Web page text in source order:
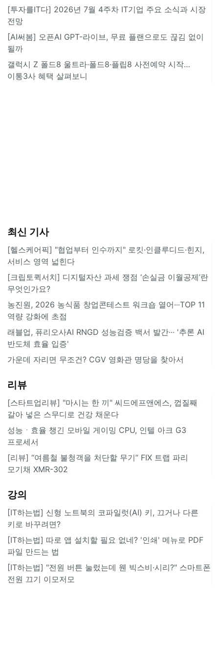
[투자를IT다] 2026년 7월 4주차 IT기업 주요 소식과 시장
전망
[AI써봄] 오픈AI GPT-라이브, 무료 플랜으로도 끊김 없이
될까
갤럭시 Z 폴드8 울트라·폴드8·플립8 사전예약 시작…
이통3사 혜택 살펴보니
최신 기사
[헬스케어픽] "협업부터 인수까지" 로킷·인클루디드·힌지,
서비스 영역 넓힌다
[크립토퀵서치] 디지털자산 과세 쟁점 ‘손실금 이월공제’란
무엇인가요?
농진원, 2026 농식품 창업콘테스트 워크숍 열어···TOP 11
역량 강화에 초점
래블업, 퓨리오사AI RNGD 성능검증 백서 발간··· '추론 AI
반도체 효율 입증'
가운데 자리면 무조건? CGV 영화관 명당을 찾아서
리뷰
[스타트업리뷰] "마시는 한 끼" 씨드에프앤에스, 껍질째
갈아 넣은 스무디로 건강 채운다
성능ㆍ효율 챙긴 모바일 게이밍 CPU, 인텔 아크 G3
프로세서
[리뷰] “여름철 불청객을 처단할 무기” FIX 트랩 파리
모기채 XMR-302
강의
[IT하는법] 신형 노트북의 코파일럿(AI) 키, 끄거나 다른
키로 바꾸려면?
[IT하는법] 따로 앱 설치할 필요 없네? '인쇄' 메뉴로 PDF
파일 만드는 법
[IT하는법] "전원 버튼 눌렀는데 웬 빅스비·시리?" 스마트폰
전원 끄기 이모저모